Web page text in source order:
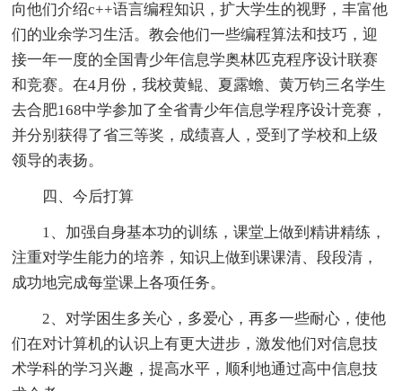
向他们介绍c++语言编程知识，扩大学生的视野，丰富他
们的业余学习生活。教会他们一些编程算法和技巧，迎
接一年一度的全国青少年信息学奥林匹克程序设计联赛
和竞赛。在4月份，我校黄鲲、夏露蟾、黄万钧三名学生
去合肥168中学参加了全省青少年信息学程序设计竞赛，
并分别获得了省三等奖，成绩喜人，受到了学校和上级
领导的表扬。
四、今后打算
1、加强自身基本功的训练，课堂上做到精讲精练，
注重对学生能力的培养，知识上做到课课清、段段清，
成功地完成每堂课上各项任务。
2、对学困生多关心，多爱心，再多一些耐心，使他
们在对计算机的认识上有更大进步，激发他们对信息技
术学科的学习兴趣，提高水平，顺利地通过高中信息技